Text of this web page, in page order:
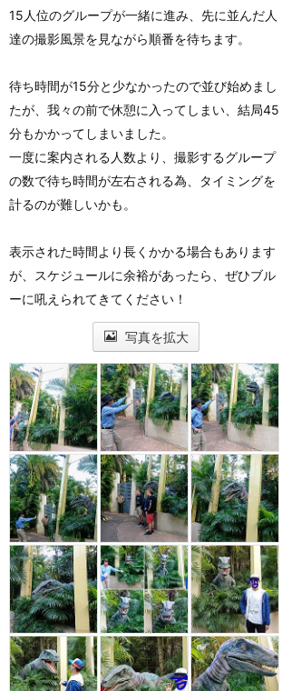
15人位のグループが一緒に進み、先に並んだ人
達の撮影風景を見ながら順番を待ちます。
待ち時間が15分と少なかったので並び始めまし
たが、我々の前で休憩に入ってしまい、結局45
分もかかってしまいました。
一度に案内される人数より、撮影するグループ
の数で待ち時間が左右される為、タイミングを
計るのが難しいかも。
表示された時間より長くかかる場合もあります
が、スケジュールに余裕があったら、ぜひブル
ーに吼えられてきてください！
写真を拡大